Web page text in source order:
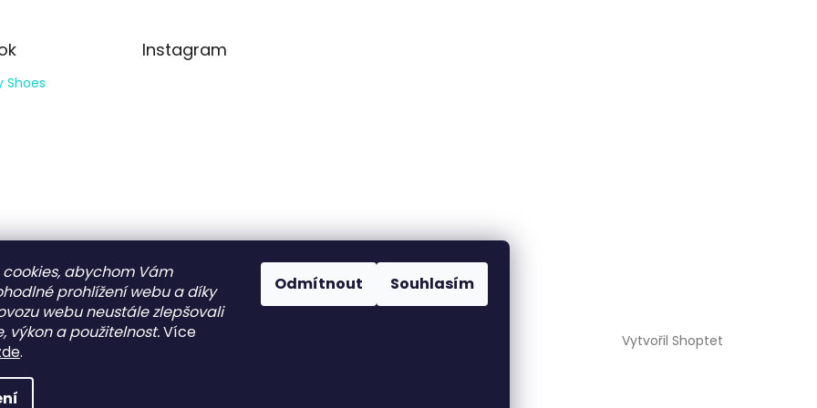
cookies, abychom Vám
prohlížení webu a díky
webu neustále zlepšovali
výkon a použitelnost.Více
.
Odmítnout Souhlasím
Shoes
Instagram
Sledovat na
Instagramu
Vytvořil Shoptet